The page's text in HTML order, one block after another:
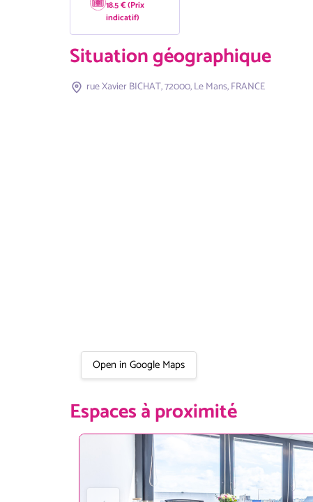
18.5 € (Prix
indicatif)
Situation géographique
rue Xavier BICHAT, 72000, Le Mans, FRANCE
Open in Google Maps
Espaces à proximité